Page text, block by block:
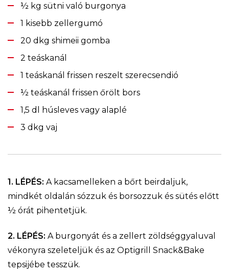
½ kg sütni való burgonya
1 kisebb zellergumó
20 dkg shimeii gomba
2 teáskanál
1 teáskanál frissen reszelt szerecsendió
½ teáskanál frissen őrölt bors
1,5 dl húsleves vagy alaplé
3 dkg vaj
1. LÉPÉS: A kacsamelleken a bőrt beirdaljuk,
mindkét oldalán sózzuk és borsozzuk és sütés előtt
½ órát pihentetjük.
2. LÉPÉS: A burgonyát és a zellert zöldséggyaluval
vékonyra szeleteljük és az Optigrill Snack&Bake
tepsijébe tesszük.